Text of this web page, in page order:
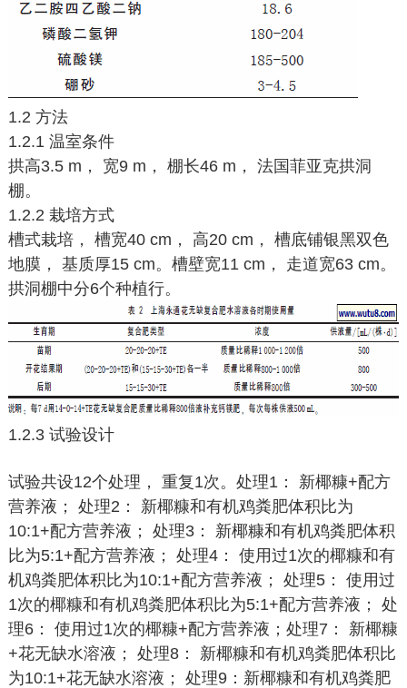
1.2 方法
1.2.1 温室条件
拱高3.5 m， 宽9 m， 棚长46 m， 法国菲亚克拱洞
棚。
1.2.2 栽培方式
槽式栽培， 槽宽40 cm， 高20 cm， 槽底铺银黑双色
地膜， 基质厚15 cm。槽壁宽11 cm， 走道宽63 cm。
拱洞棚中分6个种植行。
1.2.3 试验设计
试验共设12个处理， 重复1次。处理1： 新椰糠+配方
营养液； 处理2： 新椰糠和有机鸡粪肥体积比为
10:1+配方营养液； 处理3： 新椰糠和有机鸡粪肥体积
比为5:1+配方营养液； 处理4： 使用过1次的椰糠和有
机鸡粪肥体积比为10:1+配方营养液； 处理5： 使用过
1次的椰糠和有机鸡粪肥体积比为5:1+配方营养液； 处
理6： 使用过1次的椰糠+配方营养液；处理7： 新椰糠
+花无缺水溶液； 处理8： 新椰糠和有机鸡粪肥体积比
为10:1+花无缺水溶液； 处理9：新椰糠和有机鸡粪肥